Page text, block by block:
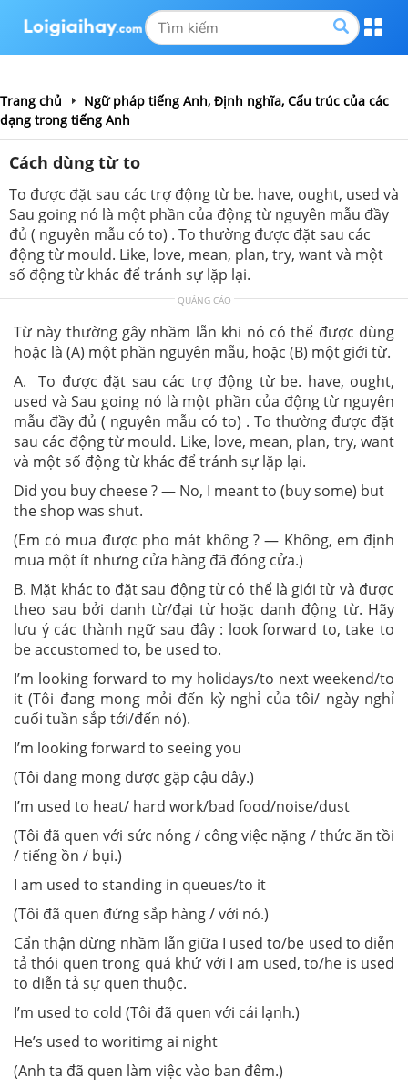
Trang chủ
Ngữ pháp tiếng Anh, Định nghĩa, Cấu trúc của các
dạng trong tiếng Anh
Cách dùng từ to
To được đặt sau các trợ động từ be. have, ought, used và
Sau going nó là một phần của động từ nguyên mẫu đầy
đủ ( nguyên mẫu có to) . To thường được đặt sau các
động từ mould. Like, love, mean, plan, try, want và một
số động từ khác để tránh sự lặp lại.
QUẢNG CÁO
Từ này thường gây nhầm lẫn khi nó có thể được dùng
hoặc là (A) một phần nguyên mẫu, hoặc (B) một giới từ.
A. To được đặt sau các trợ động từ be. have, ought,
used và Sau going nó là một phần của động từ nguyên
mẫu đầy đủ ( nguyên mẫu có to) . To thường được đặt
sau các động từ mould. Like, love, mean, plan, try, want
và một số động từ khác để tránh sự lặp lại.
Did you buy cheese ? — No, I meant to (buy some) but
the shop was shut.
(Em có mua được pho mát không ? — Không, em định
mua một ít nhưng cửa hàng đã đóng cửa.)
B. Mặt khác to đặt sau động từ có thể là giới từ và được
theo sau bởi danh từ/đại từ hoặc danh động từ. Hãy
lưu ý các thành ngữ sau đây : look forward to, take to
be accustomed to, be used to.
I’m looking forward to my holidays/to next weekend/to
it (Tôi đang mong mỏi đến kỳ nghỉ của tôi/ ngày nghỉ
cuối tuần sắp tới/đến nó).
I’m looking forward to seeing you
(Tôi đang mong được gặp cậu đây.)
I’m used to heat/ hard work/bad food/noise/dust
(Tôi đã quen với sức nóng / công việc nặng / thức ăn tồi
/ tiếng ồn / bụi.)
I am used to standing in queues/to it
(Tôi đã quen đứng sắp hàng / với nó.)
Cẩn thận đừng nhầm lẫn giữa I used to/be used to diễn
tả thói quen trong quá khứ với I am used, to/he is used
to diễn tả sự quen thuộc.
I’m used to cold (Tôi đã quen với cái lạnh.)
He’s used to woritimg ai night
(Anh ta đã quen làm việc vào ban đêm.)